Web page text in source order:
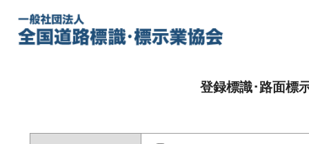
登録標識･路面標